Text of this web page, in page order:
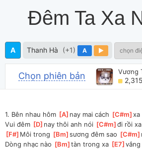
Đêm Ta Xa
A Thanh Hà (+1) A chọn
Chọn phiên bản Vương
2,315
1. Bên nhau hôm [A ]nay mai cách [C#m ]
xa
Vui đêm [D ]nay thôi anh nói [C#m ]
đi rồi xa
[F# ]Môi trong [Bm ]
sương đêm sao [C#m
Dòng nhạc nào [Bm ]tàn trong xa [E7 ]
vắng